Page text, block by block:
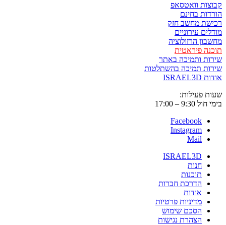
קבוצות וואטסאפ
הורדות בחינם
רכישת מחשב חזק
מודלים עירוניים
מחשבון הרזולוציה
תוכנה פיראטית
שירות ותמיכה באתר
שירות תמיכה בהשתלטות
אודות ISRAEL3D
שעות פעילות:
בימי חול 9:30 – 17:00
Facebook
Instagram
Mail
ISRAEL3D
חנות
תוכנות
הדרכת חברות
אודות
מדיניות פרטיות
הסכם שימוש
הצהרת נגישות